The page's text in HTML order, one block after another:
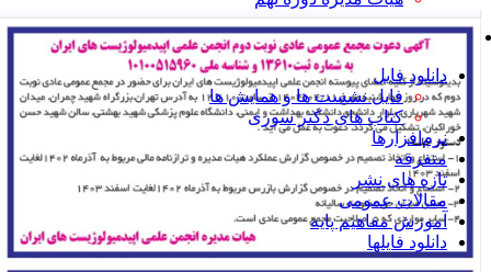
آرشیو، مستندات و بایگانی
دانلود فایل
فایل نشست ها و همایش ها
کتاب های دکتر سوری
نرم‌افزارها
متفرقه
تازه های نشر
مقالات عمومی
آموزش مفاهیم پایه
دانلود فایلها